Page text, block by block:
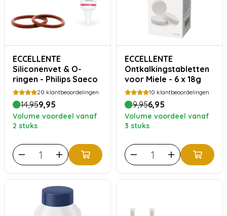
ECCELLENTE
Siliconenvet & O-
ringen - Philips Saeco
20 klantbeoordelingen
14,959,95
Volume voordeel vanaf
2 stuks
ECCELLENTE
Ontkalkingstabletten
voor Miele - 6 x 18g
10 klantbeoordelingen
9,956,95
Volume voordeel vanaf
3 stuks